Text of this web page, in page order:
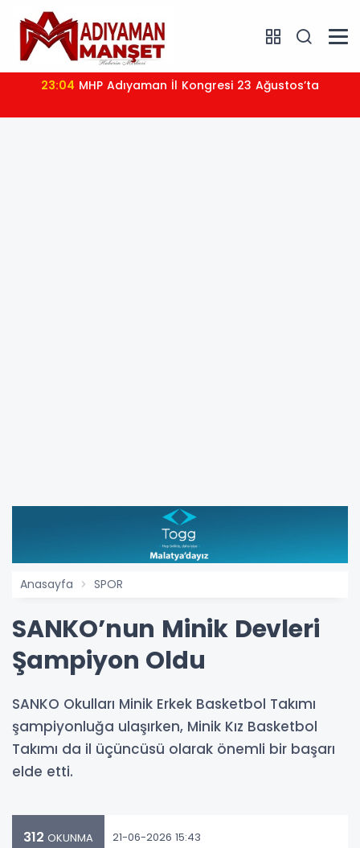
23:04 MHP Adıyaman İl Kongresi 23 Ağustos’ta
Anasayfa SPOR
SANKO’nun Minik Devleri
Şampiyon Oldu
SANKO Okulları Minik Erkek Basketbol Takımı
şampiyonluğa ulaşırken, Minik Kız Basketbol
Takımı da il üçüncüsü olarak önemli bir başarı
elde etti.
312 OKUNMA 21-06-2026 15:43